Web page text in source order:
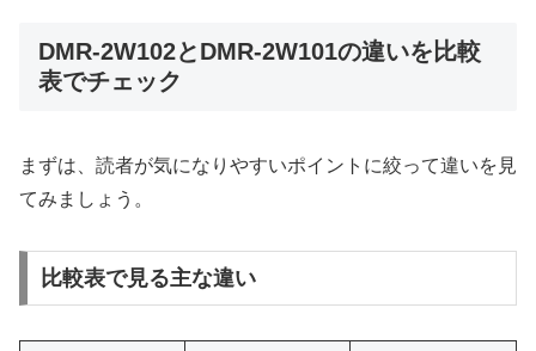
DMR-2W102とDMR-2W101の違いを比較
表でチェック
まずは、読者が気になりやすいポイントに絞って違いを見
てみましょう。
比較表で見る主な違い